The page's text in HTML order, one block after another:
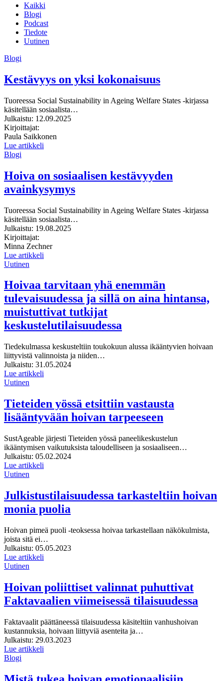
Kaikki
Blogi
Podcast
Tiedote
Uutinen
Blogi
Kestävyys on yksi kokonaisuus
Tuoreessa Social Sustainability in Ageing Welfare States -kirjassa
käsitellään sosiaalista…
Julkaistu: 12.09.2025
Kirjoittajat:
Paula Saikkonen
Lue artikkeli
Blogi
Hoiva on sosiaalisen kestävyyden
avainkysymys
Tuoreessa Social Sustainability in Ageing Welfare States -kirjassa
käsitellään sosiaalista…
Julkaistu: 19.08.2025
Kirjoittajat:
Minna Zechner
Lue artikkeli
Uutinen
Hoivaa tarvitaan yhä enemmän
tulevaisuudessa ja sillä on aina hintansa,
muistuttivat tutkijat
keskustelutilaisuudessa
Tiedekulmassa keskusteltiin toukokuun alussa ikääntyvien hoivaan
liittyvistä valinnoista ja niiden…
Julkaistu: 31.05.2024
Lue artikkeli
Uutinen
Tieteiden yössä etsittiin vastausta
lisääntyvään hoivan tarpeeseen
SustAgeable järjesti Tieteiden yössä paneelikeskustelun
ikääntymisen vaikutuksista taloudelliseen ja sosiaaliseen…
Julkaistu: 05.02.2024
Lue artikkeli
Uutinen
Julkistustilaisuudessa tarkasteltiin hoivan
monia puolia
Hoivan pimeä puoli -teoksessa hoivaa tarkastellaan näkökulmista,
joista sitä ei…
Julkaistu: 05.05.2023
Lue artikkeli
Uutinen
Hoivan poliittiset valinnat puhuttivat
Faktavaalien viimeisessä tilaisuudessa
Faktavaalit päättäneessä tilaisuudessa käsiteltiin vanhushoivan
kustannuksia, hoivaan liittyviä asenteita ja…
Julkaistu: 29.03.2023
Lue artikkeli
Blogi